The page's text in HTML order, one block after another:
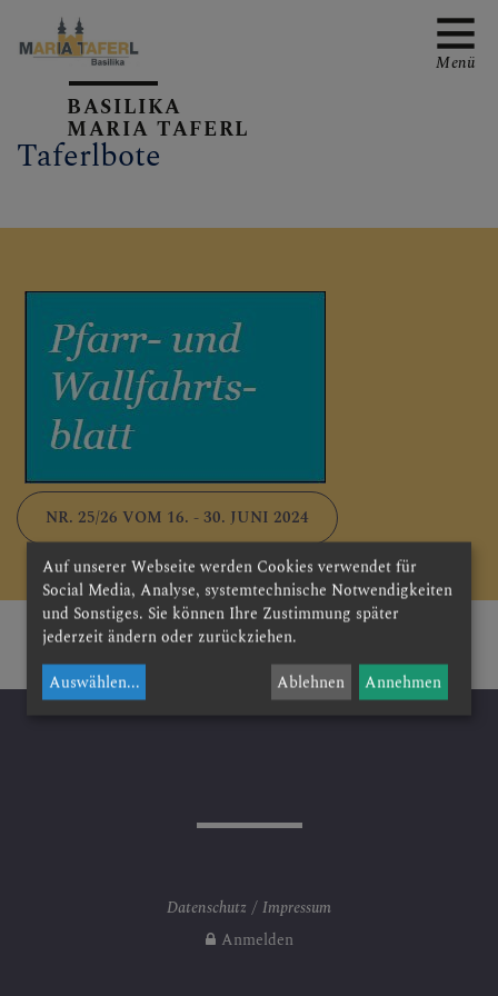
PFARRKIRCHE
PFARRTEAM
BESUCHEN & ERLEBEN
FESTE & FEIERN
GOTTESDIENSTORDNUN
Krankengottesdienste
BASILIKA
MARIA TAFERL
Menü
Taferlbote
NR. 25/26 VOM 16. - 30. JUNI 2024
Datenschutz
Impressum
Anmelden
Auf unserer Webseite werden Cookies verwendet für
Social Media, Analyse, systemtechnische Notwendigkeiten
und Sonstiges. Sie können Ihre Zustimmung später
jederzeit ändern oder zurückziehen.
Auswählen... Ablehnen Annehmen